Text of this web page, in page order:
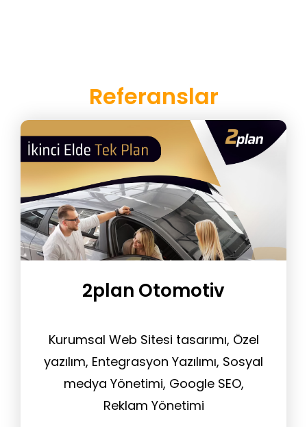
Referanslar
2plan Otomotiv
Kurumsal Web Sitesi tasarımı, Özel
yazılım, Entegrasyon Yazılımı, Sosyal
medya Yönetimi, Google SEO,
Reklam Yönetimi